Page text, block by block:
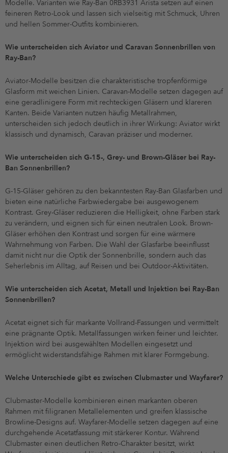
Modelle. Varianten wie Ray-Ban 0RB3931 Arista setzen auf einen
feineren Retro-Look und lassen sich vielseitig mit Schmuck, Uhren
und hellen Sommer-Outfits kombinieren.
Wie unterscheiden sich Aviator und Caravan Sonnenbrillen von
Ray-Ban?
Aviator-Modelle besitzen die charakteristische tropfenförmige
Glasform mit weichen Linien. Caravan-Modelle setzen dagegen auf
eine geradlinigere Form mit rechteckigen Gläsern und klareren
Kanten. Beide Varianten nutzen häufig Metallrahmen,
unterscheiden sich jedoch deutlich in ihrer Wirkung: Aviator wirkt
klassisch und dynamisch, Caravan präziser und moderner.
Wie unterscheiden sich G-15-, Grey- und Brown-Gläser bei Ray-
Ban Sonnenbrillen?
G-15-Gläser gehören zu den bekanntesten Ray-Ban Glasfarben und
bieten eine natürliche Farbwiedergabe bei ausgewogenem
Kontrast. Grey-Gläser reduzieren die Helligkeit, ohne Farben stark
zu verändern, und eignen sich für einen neutralen Look. Brown-
Gläser erhöhen den Kontrast und sorgen für eine wärmere
Wahrnehmung von Farben. Die Wahl der Glasfarbe beeinflusst
damit nicht nur die Optik der Sonnenbrille, sondern auch das
Seherlebnis im Alltag, auf Reisen und bei Outdoor-Aktivitäten.
Wie unterscheiden sich Acetat, Metall und Injektion bei Ray-Ban
Sonnenbrillen?
Acetat eignet sich für markante Vollrand-Fassungen und vermittelt
eine prägnante Optik. Metallfassungen wirken feiner und leichter.
Injektion wird bei ausgewählten Modellen eingesetzt und
ermöglicht widerstandsfähige Rahmen mit klarer Formgebung.
Welche Unterschiede gibt es zwischen Clubmaster und Wayfarer?
Clubmaster-Modelle kombinieren einen markanten oberen
Rahmen mit filigranen Metallelementen und greifen klassische
Browline-Designs auf. Wayfarer-Modelle setzen dagegen auf eine
durchgehende Acetatfassung mit stärkerer Kontur. Während
Clubmaster einen deutlichen Retro-Charakter besitzt, wirkt